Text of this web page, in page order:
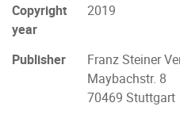
Copyright
year
2019
Publisher
Franz Steiner
Maybachstr. 8
70469 Stuttgart